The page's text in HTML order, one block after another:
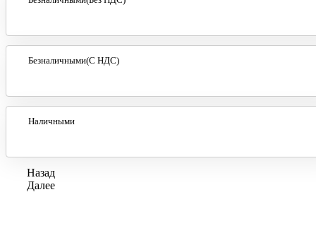
Безналичными(С НДС)
Наличными
Назад
Далее